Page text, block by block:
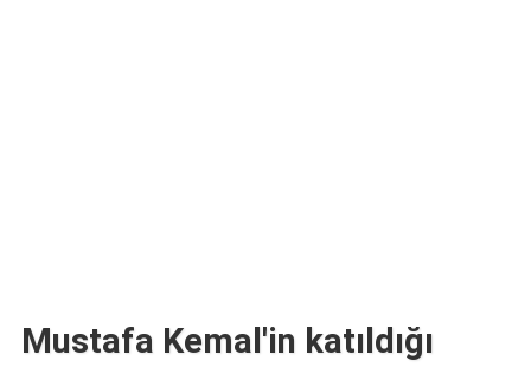
Mustafa Kemal'in katıldığı